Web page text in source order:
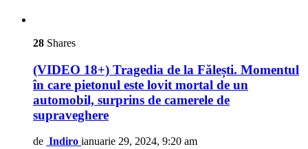
28 Shares
(VIDEO 18+) Tragedia de la Fălești. Momentul
în care pietonul este lovit mortal de un
automobil, surprins de camerele de
supraveghere
de Indiro ianuarie 29, 2024, 9:20 am